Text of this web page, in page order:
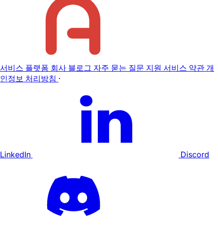
서비스 플랫폼 회사 블로그 자주 묻는 질문 지원 서비스 약관 개
인정보 처리방침 ·
LinkedIn Discord